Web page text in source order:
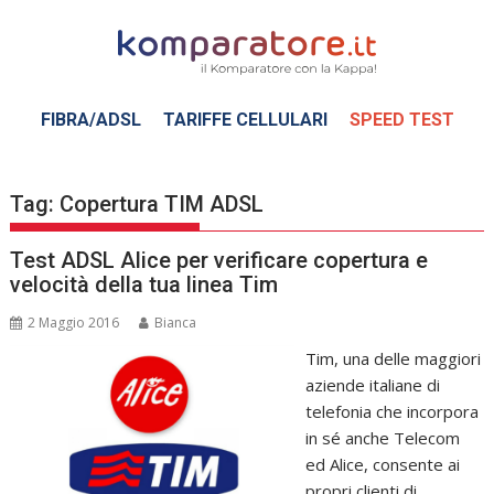
FIBRA/ADSL TARIFFE CELLULARI SPEED TEST
Tag: Copertura TIM ADSL
Test ADSL Alice per verificare copertura e
velocità della tua linea Tim
2 Maggio 2016 Bianca
Tim, una delle maggiori
aziende italiane di
telefonia che incorpora
in sé anche Telecom
ed Alice, consente ai